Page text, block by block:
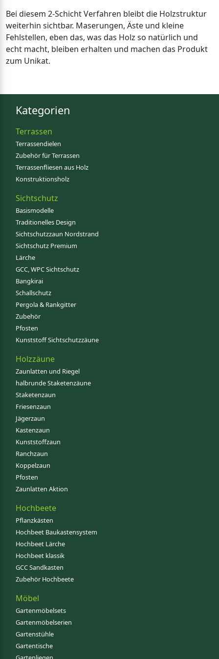
Bei diesem 2-Schicht Verfahren bleibt die Holzstruktur
weiterhin sichtbar. Maserungen, Äste und kleine
Fehlstellen, eben das, was das Holz so natürlich und
echt macht, bleiben erhalten und machen das Produkt
zum Unikat.
Kategorien
Terrassen
Terrassendielen
Zubehör für Terrassen
Terrassenfliesen aus Holz
Konstruktionsholz
Sichtschutz
Basismodelle
Traditionelles Design
Sichtschutzzaun Nordstrand
Sichtschutz Premium
Lärche
GCC, WPC Sichtschutz
Bangkirai
Schallschutz
Pergola & Rankgitter
Zubehör
Pfosten
Kunststoff Sichtschutzzäune
Holzzäune
Zaunlatten und Riegel
halbrunde Staketenzäune
Staketenzaun
Friesenzaun
Jägerzaun
Kastenzaun
Kunststoffzaun
Ranchzaun
Koppelzaun
Pfosten
Zaunlatten Aktion
Hochbeete
Pflanzkästen
Hochbeet Baukastensystem
Hochbeet Lärche
Hochbeet klassik
GCC Sandkasten
Zubehör Hochbeete
Möbel
Gartenmöbelsets
Gartenmöbelserien
Gartenstühle
Gartentische